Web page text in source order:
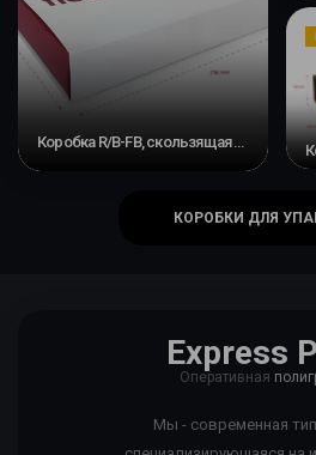
Коробка R/B-FB, скользящая лента и основание
КОРОБКИ ДЛЯ
Express
Оперативная
Мы - современная